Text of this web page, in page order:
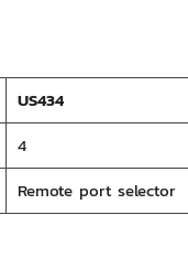
US434
4
Remote port selector